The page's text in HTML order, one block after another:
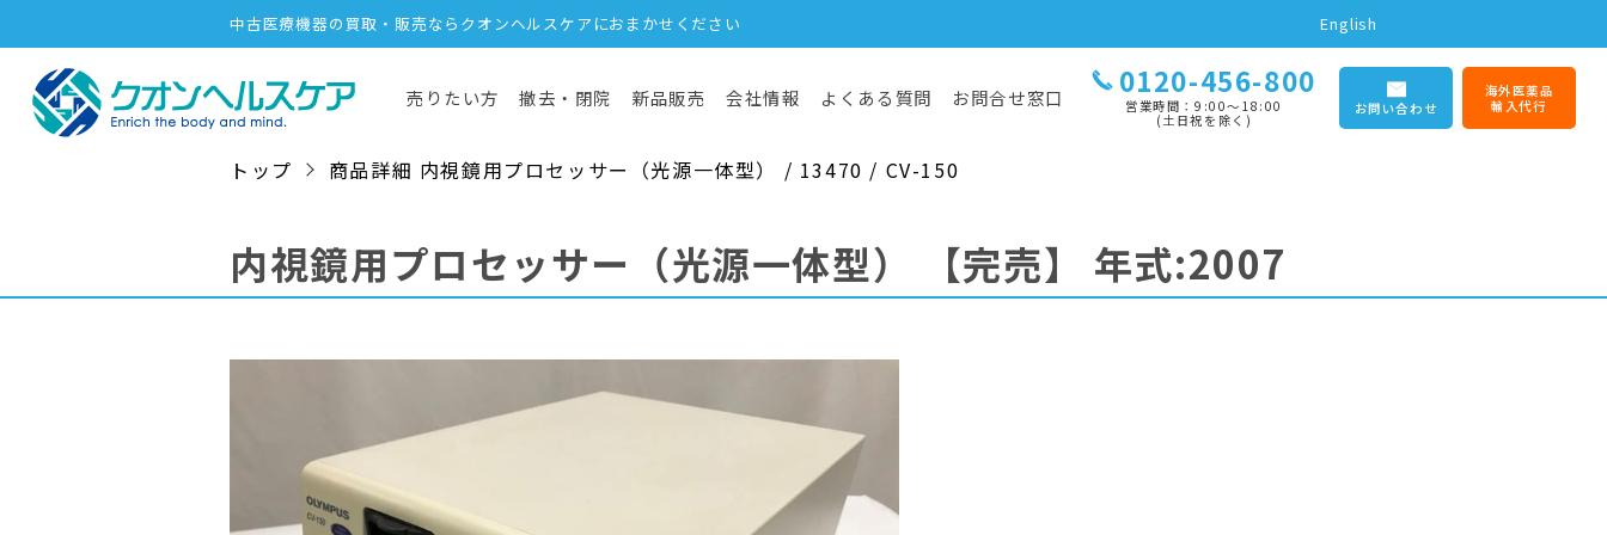
中古医療機器の買取・販売ならクオンヘルスケアにおまかせください English
売りたい方 撤去・閉院 新品販売 会社情報 よくある質問 お問合せ窓口 0120-456-800
営業時間：9:00〜18:00
(土日祝を除く)
お問い合わせ
海外医薬品
輸入代行
トップ 商品詳細 内視鏡用プロセッサー（光源一体型） / 13470 / CV-150
内視鏡用プロセッサー（光源一体型） 【完売】 年式:2007